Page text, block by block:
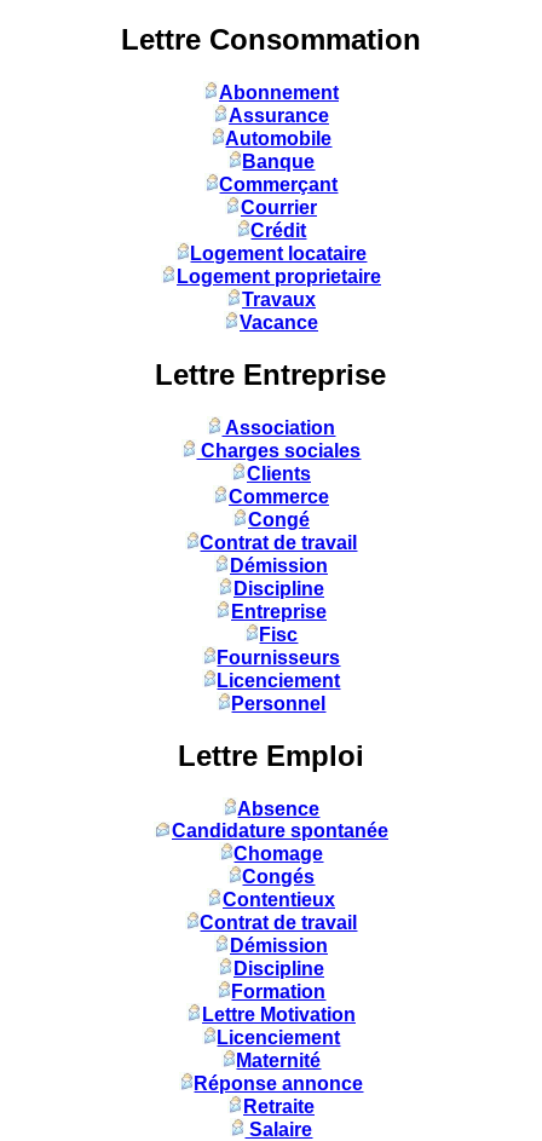
Lettre Consommation
Abonnement
Assurance
Automobile
Banque
Commerçant
Courrier
Crédit
Logement locataire
Logement proprietaire
Travaux
Vacance
Lettre Entreprise
Association
Charges sociales
Clients
Commerce
Congé
Contrat de travail
Démission
Discipline
Entreprise
Fisc
Fournisseurs
Licenciement
Personnel
Lettre Emploi
Absence
Candidature spontanée
Chomage
Congés
Contentieux
Contrat de travail
Démission
Discipline
Formation
Lettre Motivation
Licenciement
Maternité
Réponse annonce
Retraite
Salaire